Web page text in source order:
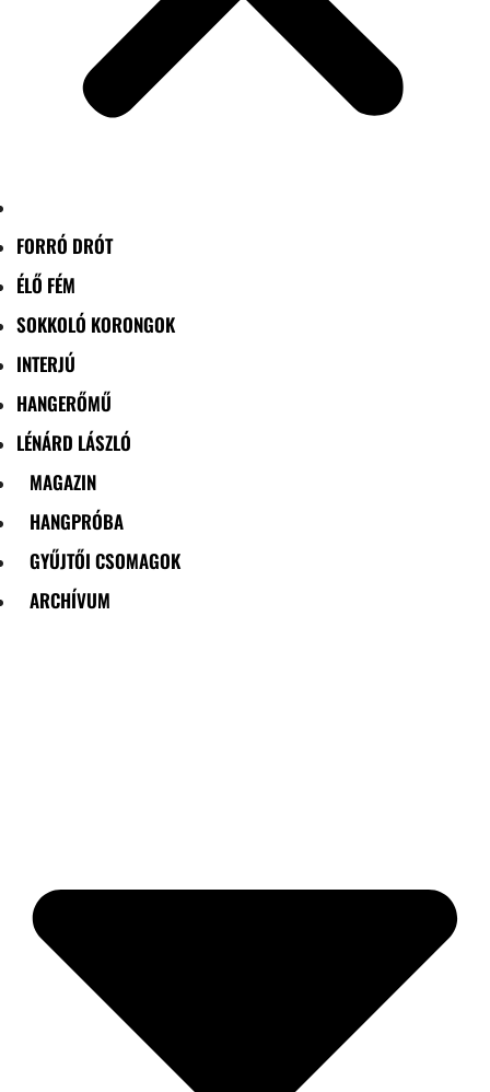
FORRÓ DRÓT
ÉLŐ FÉM
SOKKOLÓ KORONGOK
INTERJÚ
HANGERŐMŰ
LÉNÁRD LÁSZLÓ
MAGAZIN
HANGPRÓBA
GYŰJTŐI CSOMAGOK
ARCHÍVUM